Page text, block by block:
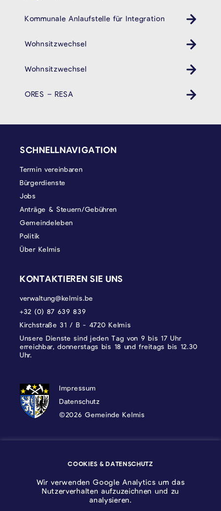
Kommunale Anlaufstelle für Integration
Wohnsitzwechsel
Wohnsitzwechsel
ORES – RESA
SCHNELLNAVIGATION
Termin vereinbaren
Bürgerdienste
Jobs
Anträge & Steuern/Gebühren
Gemeindeleben
Politik
Über Kelmis
KONTAKTIEREN SIE UNS
verwaltung@kelmis.be
+32 (0) 87 639 839
Kirchstraße 31 / B - 4720 Kelmis
Unsere Dienste sind jeden Tag von 9 bis 17 Uhr
erreichbar, donnerstags bis 18 und freitags bis 12.30
Uhr.
DATENSCHUTZ, IMPRESSUM UND
Impressum
Datenschutz
©2026 Gemeinde Kelmis
COOKIES & DATENSCHUTZ
Wir verwenden Google Analytics um das
Nutzerverhalten aufzuzeichnen und zu
analysieren.